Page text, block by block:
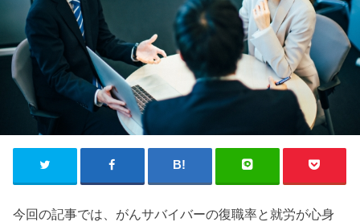
今回の記事では、がんサバイバーの復職率と就労が心身